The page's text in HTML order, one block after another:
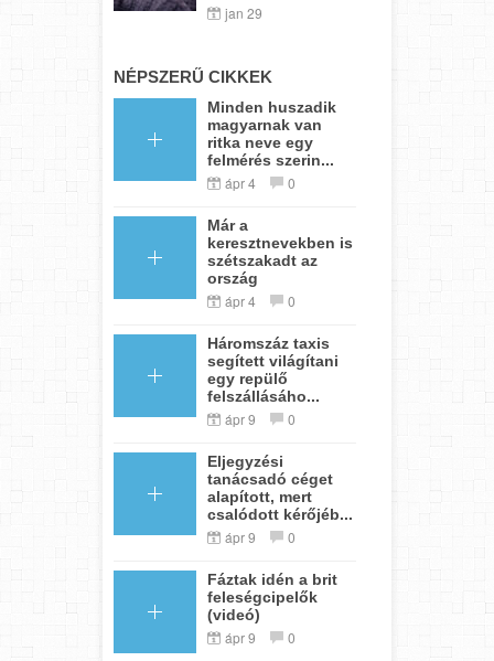
jan 29
NÉPSZERŰ CIKKEK
Minden huszadik
magyarnak van
ritka neve egy
felmérés szerin...
ápr 4 0
Már a
keresztnevekben is
szétszakadt az
ország
ápr 4 0
Háromszáz taxis
segített világítani
egy repülő
felszállásáho...
ápr 9 0
Eljegyzési
tanácsadó céget
alapított, mert
csalódott kérőjéb...
ápr 9 0
Fáztak idén a brit
feleségcipelők
(videó)
ápr 9 0